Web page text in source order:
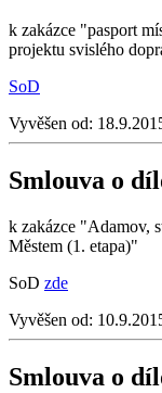
k zakázce "pasport
projektu svislého
SoD
Vyvěšen od:
Smlouva o
k zakázce "Adamov,
Městem (1. etapa)"
SoD zde
Vyvěšen od:
Smlouva o